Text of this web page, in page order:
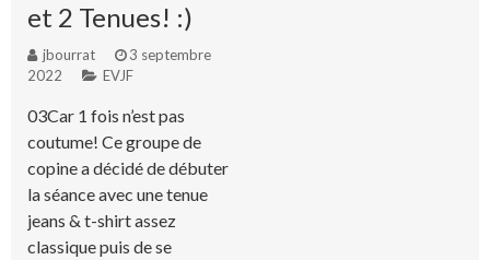
et 2 Tenues! :)
jbourrat
3 septembre
2022
EVJF
03Car 1 fois n’est pas
coutume! Ce groupe de
copine a décidé de débuter
la séance avec une tenue
jeans & t-shirt assez
classique puis de se